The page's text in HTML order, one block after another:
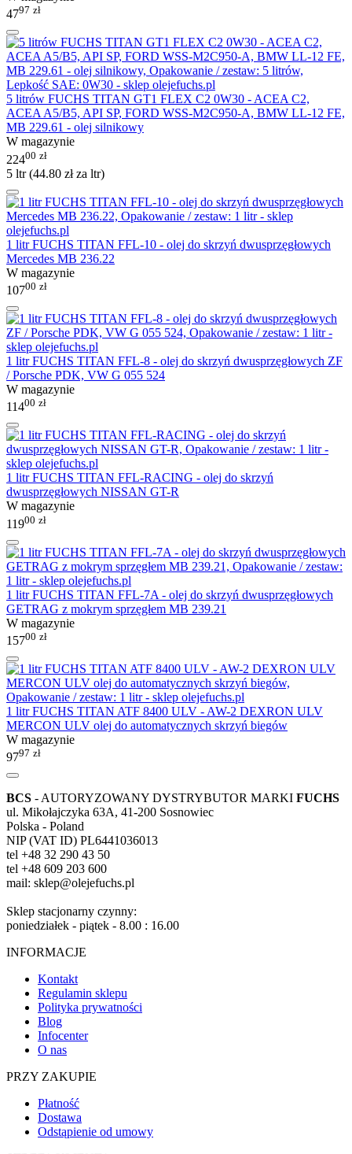
4797 zł
5 litrów FUCHS TITAN GT1 FLEX C2 0W30 - ACEA C2,
ACEA A5/B5, API SP, FORD WSS-M2C950-A, BMW LL-12 FE,
MB 229.61 - olej silnikowy
W magazynie
22400 zł
5 ltr (44.80 złza ltr)
1 litr FUCHS TITAN FFL-10 - olej do skrzyń dwusprzęgłowych
Mercedes MB 236.22
W magazynie
10700 zł
1 litr FUCHS TITAN FFL-8 - olej do skrzyń dwusprzęgłowych ZF
/ Porsche PDK, VW G 055 524
W magazynie
11400 zł
1 litr FUCHS TITAN FFL-RACING - olej do skrzyń
dwusprzęgłowych NISSAN GT-R
W magazynie
11900 zł
1 litr FUCHS TITAN FFL-7A - olej do skrzyń dwusprzęgłowych
GETRAG z mokrym sprzęgłem MB 239.21
W magazynie
15700 zł
1 litr FUCHS TITAN ATF 8400 ULV - AW-2 DEXRON ULV
MERCON ULV olej do automatycznych skrzyń biegów
W magazynie
9797 zł
BCS - AUTORYZOWANY DYSTRYBUTOR MARKI FUCHS
ul. Mikołajczyka 63A, 41-200 Sosnowiec
Polska - Poland
NIP (VAT ID) PL6441036013
tel +48 32 290 43 50
tel +48 609 203 600
mail: sklep@olejefuchs.pl
Sklep stacjonarny czynny:
poniedziałek - piątek - 8.00 : 16.00
INFORMACJE
Kontakt
Regulamin sklepu
Polityka prywatności
Blog
Infocenter
O nas
PRZY ZAKUPIE
Płatność
Dostawa
Odstąpienie od umowy